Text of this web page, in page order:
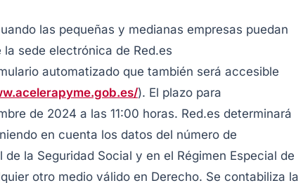
las pequeñas y medianas empresas puedan
sede electrónica de Red.es
automatizado que también será accesible
). El plazo para
de 2024 a las 11:00 horas. Red.es determinará
en cuenta los datos del número de
la Seguridad Social y en el Régimen Especial de
otro medio válido en Derecho. Se contabiliza la